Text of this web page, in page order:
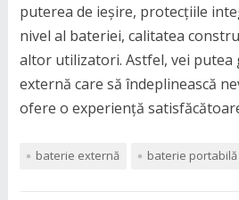
puterea de ieșire, protecțiile
nivel al bateriei, calitatea
altor utilizatori. Astfel, vei putea
externă care să îndeplinească
ofere o experiență
baterie externă baterie portabilă